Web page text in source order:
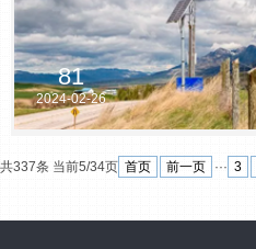
81
2024-02-26
共337条 当前5/34页 首页 前一页 ··· 3